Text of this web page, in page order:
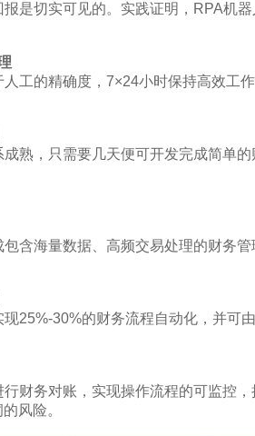
是切实可见的。实践证明，RPA机
工的精确度，7×24小时保持高效工
成熟，只需要几天便可开发完成简单
含海量数据、高频交易处理的财务
25%-30%的财务流程自动化，并可
行财务对账，实现操作流程的可监控
风险。